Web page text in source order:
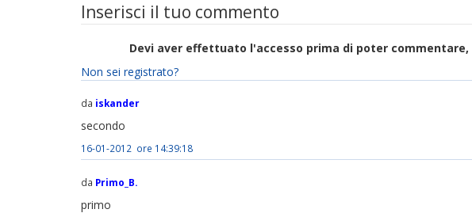
Inserisci il tuo commento
Devi aver effettuato l'accesso prima di poter commentare,
Non sei registrato?
da iskander
secondo
16-01-2012 ore 14:39:18
da Primo_B.
primo